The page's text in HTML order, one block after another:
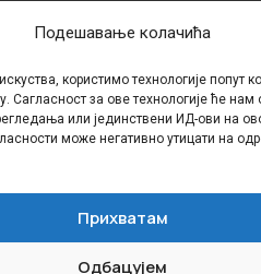
Подешавање колачића
користимо технологије попут
Сагласност за ове технологије ће
или јединствени ИД-ови на
може негативно утицати на
Прихватам
Одбацујем